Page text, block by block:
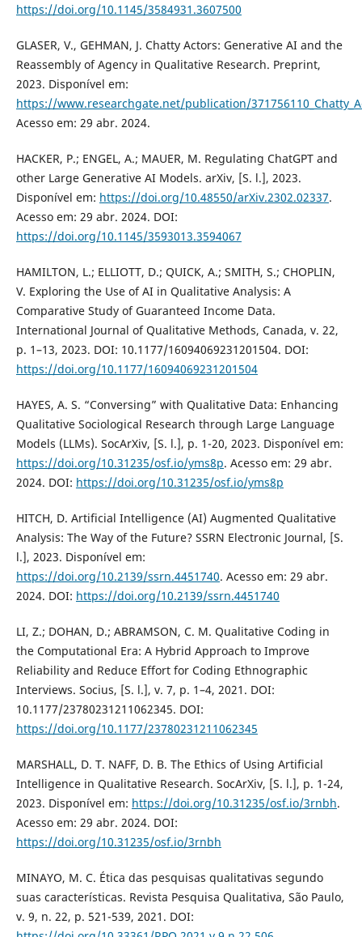
https://doi.org/10.1145/3584931.3607500
GLASER, V., GEHMAN, J. Chatty Actors: Generative AI and the
Reassembly of Agency in Qualitative Research. Preprint,
2023. Disponível em:
https://www.researchgate.net/publication/
Acesso em: 29 abr. 2024.
HACKER, P.; ENGEL, A.; MAUER, M. Regulating ChatGPT and
other Large Generative AI Models. arXiv, [S. l.], 2023.
Disponível em: https://doi.org/10.48550/arXiv.2302.02337.
Acesso em: 29 abr. 2024. DOI:
https://doi.org/10.1145/3593013.3594067
HAMILTON, L.; ELLIOTT, D.; QUICK, A.; SMITH, S.; CHOPLIN,
V. Exploring the Use of AI in Qualitative Analysis: A
Comparative Study of Guaranteed Income Data.
International Journal of Qualitative Methods, Canada, v. 22,
p. 1–13, 2023. DOI: 10.1177/16094069231201504. DOI:
https://doi.org/10.1177/16094069231201504
HAYES, A. S. “Conversing” with Qualitative Data: Enhancing
Qualitative Sociological Research through Large Language
Models (LLMs). SocArXiv, [S. l.], p. 1-20, 2023. Disponível em:
https://doi.org/10.31235/osf.io/yms8p. Acesso em: 29 abr.
2024. DOI: https://doi.org/10.31235/osf.io/yms8p
HITCH, D. Artificial Intelligence (AI) Augmented Qualitative
Analysis: The Way of the Future? SSRN Electronic Journal, [S.
l.], 2023. Disponível em:
https://doi.org/10.2139/ssrn.4451740. Acesso em: 29 abr.
2024. DOI: https://doi.org/10.2139/ssrn.4451740
LI, Z.; DOHAN, D.; ABRAMSON, C. M. Qualitative Coding in
the Computational Era: A Hybrid Approach to Improve
Reliability and Reduce Effort for Coding Ethnographic
Interviews. Socius, [S. l.], v. 7, p. 1–4, 2021. DOI:
10.1177/23780231211062345. DOI:
https://doi.org/10.1177/23780231211062345
MARSHALL, D. T. NAFF, D. B. The Ethics of Using Artificial
Intelligence in Qualitative Research. SocArXiv, [S. l.], p. 1-24,
2023. Disponível em: https://doi.org/10.31235/osf.io/3rnbh.
Acesso em: 29 abr. 2024. DOI:
https://doi.org/10.31235/osf.io/3rnbh
MINAYO, M. C. Ética das pesquisas qualitativas segundo
suas características. Revista Pesquisa Qualitativa, São Paulo,
v. 9, n. 22, p. 521-539, 2021. DOI: